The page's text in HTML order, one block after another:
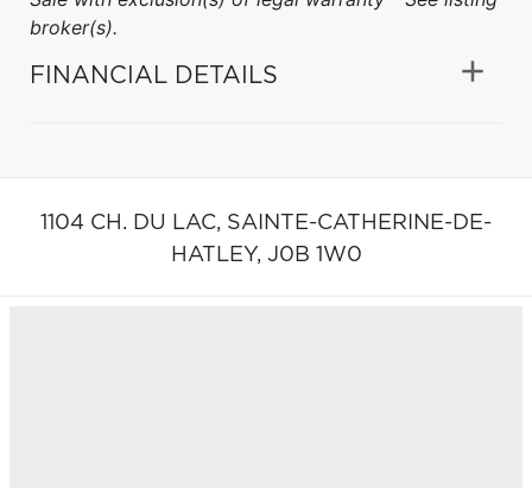
broker(s).
FINANCIAL DETAILS
1104 CH. DU LAC, SAINTE-CATHERINE-DE-
HATLEY, J0B 1W0